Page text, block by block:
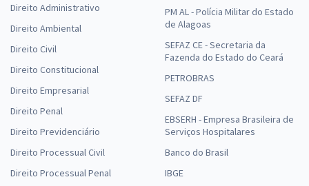
Direito Administrativo
Direito Ambiental
Direito Civil
Direito Constitucional
Direito Empresarial
Direito Penal
Direito Previdenciário
Direito Processual Civil
Direito Processual Penal
PM AL - Polícia Militar do Estado
de Alagoas
SEFAZ CE - Secretaria da
Fazenda do Estado do Ceará
PETROBRAS
SEFAZ DF
EBSERH - Empresa Brasileira de
Serviços Hospitalares
Banco do Brasil
IBGE